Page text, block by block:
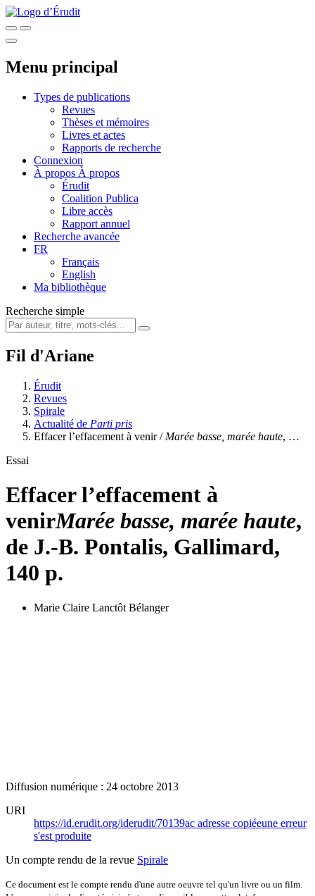
Menu principal
Types de publications
Revues
Thèses et mémoires
Livres et actes
Rapports de recherche
Connexion
À propos À propos
Érudit
Coalition Publica
Libre accès
Rapport annuel
Recherche avancée
FR
Français
English
Ma bibliothèque
Recherche simple
Fil d'Ariane
Érudit
Revues
Spirale
Actualité de Parti pris
Effacer l’effacement à venir / Marée basse, marée haute, …
Essai
Effacer l’effacement à
venirMarée basse, marée haute,
de J.-B. Pontalis, Gallimard,
140 p.
Marie Claire Lanctôt Bélanger
Diffusion numérique : 24 octobre 2013
URI
https://id.erudit.org/iderudit/70139ac adresse copiéeune erreur
s'est produite
Un compte rendu de la revue Spirale
Ce document est le compte rendu d'une autre oeuvre tel qu'un livre ou un film.